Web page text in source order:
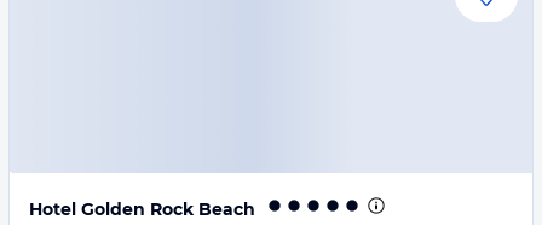
Hotel Golden Rock Beach